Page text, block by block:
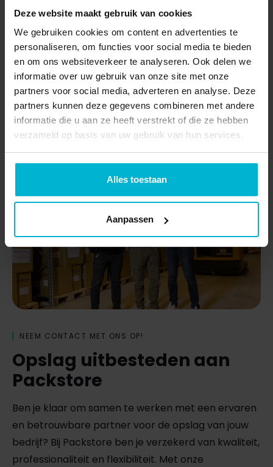
Deze website maakt gebruik van cookies
We gebruiken cookies om content en advertenties te
personaliseren, om functies voor social media te bieden
en om ons websiteverkeer te analyseren. Ook delen we
informatie over uw gebruik van onze site met onze
partners voor social media, adverteren en analyse. Deze
partners kunnen deze gegevens combineren met andere
informatie die u aan ze heeft verstrekt of die ze hebben
verzameld op basis van uw gebruik van hun services.
Alles toestaan
Aanpassen
met nauwkeurigeorderpickingen het verzenden.
Bovendien heb je met onze systemen altijd inzicht in
jouw voorraad en de status van bestellingen.
Neem contact op
NEEM CONTACT MET ONS OP!
Opslag uitbesteden aan
Packstore
Ben je klaar om samen te werken met een ervaren
en betrouwbare partner voor de opslag van jouw
bedrijf? Bij Packstore ben je verzekerd van kwaliteit,
professionaliteit en flexibiliteit. Met onze